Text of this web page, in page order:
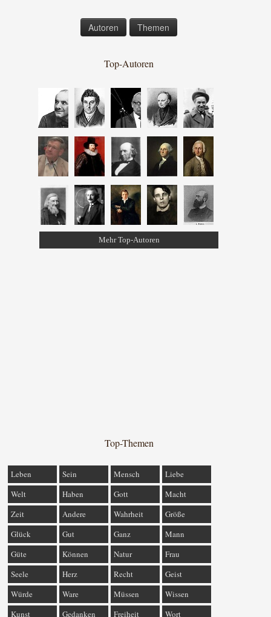
Autoren Themen
Top-Autoren
Mehr Top-Autoren
Top-Themen
Leben Sein Mensch
Liebe
Welt
Haben Gott
Macht
Zeit
Andere Wahrheit
Größe
Glück
Gut Ganz
Mann
Güte
Können Natur
Frau
Seele
Herz Recht
Geist
Würde
Ware Müssen
Wissen
Kunst
Gedanken Freiheit Wort